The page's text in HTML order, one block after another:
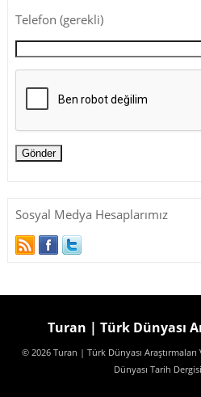
Telefon (gerekli)
Sosyal Medya Hesaplarımız
Turan | Türk Dünyası
© 2026 Turan | Türk Dünyası Araştırmaları
Dünyası Tarih Dergisi